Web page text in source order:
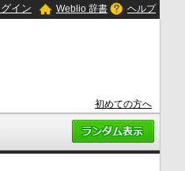
イン Weblio 辞書 ヘルプ
初めての方へ